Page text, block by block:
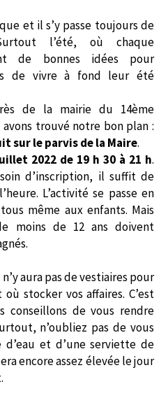
et il s’y passe toujours de
l’été, où chaque
de bonnes idées pour
de vivre à fond leur été
de la mairie du 14ème
trouvé notre bon plan :
sur le parvis de la Maire.
2022 de 19 h 30 à 21 h.
d’inscription, il suffit de
L’activité se passe en
même aux enfants. Mais
moins de 12 ans doivent
aura pas de vestiaires pour
stocker vos affaires. C’est
conseillons de vous rendre
n’oubliez pas de vous
et d’une serviette de
encore assez élevée le jour